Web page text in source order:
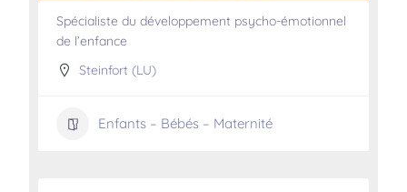
Spécialiste du développement psycho-émotionnel
de l’enfance
Steinfort (LU)
Enfants – Bébés – Maternité